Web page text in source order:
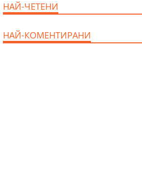
НАЙ-ЧЕТЕНИ
НАЙ-КОМЕНТИРАНИ